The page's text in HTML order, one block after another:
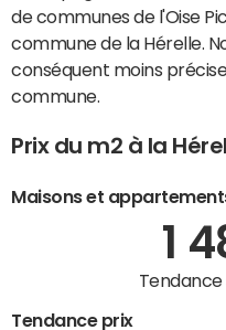
de communes de l'Oise
commune de la Hérelle.
conséquent moins
commune.
Prix du m2 à la
Maisons et
1
Tendance
Tendance prix